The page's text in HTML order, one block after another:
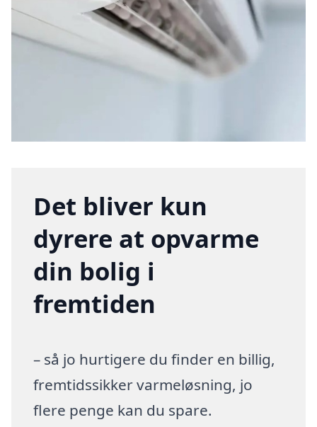
Det bliver kun
dyrere at opvarme
din bolig i
fremtiden
– så jo hurtigere du finder en billig,
fremtidssikker varmeløsning, jo
flere penge kan du spare.